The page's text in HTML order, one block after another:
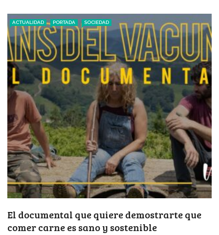
ACTUALIDAD PORTADA SOCIEDAD
El documental que quiere demostrarte que
comer carne es sano y sostenible